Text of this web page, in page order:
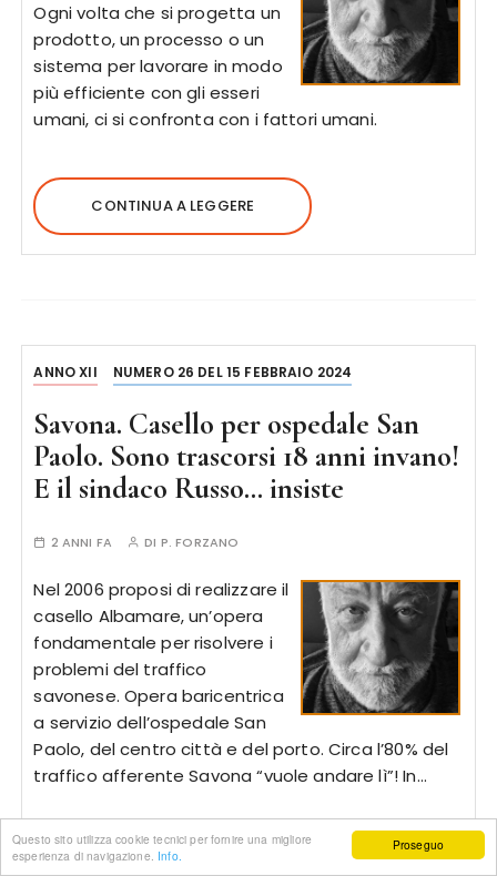
Proseguo
Questo sito utilizza cookie tecnici per fornire una migliore
esperienza di navigazione. Info.
Ogni volta che si progetta un
prodotto, un processo o un
sistema per lavorare in modo
più efficiente con gli esseri
umani, ci si confronta con i fattori umani.
CONTINUA A LEGGERE
ANNO XII NUMERO 26 DEL 15 FEBBRAIO 2024
Savona. Casello per ospedale San
Paolo. Sono trascorsi 18 anni invano!
E il sindaco Russo… insiste
2 ANNI FA DI P. FORZANO
Nel 2006 proposi di realizzare il
casello Albamare, un’opera
fondamentale per risolvere i
problemi del traffico
savonese. Opera baricentrica
a servizio dell’ospedale San
Paolo, del centro città e del porto. Circa l’80% del
traffico afferente Savona “vuole andare lì”! In…
CONTINUA A LEGGERE